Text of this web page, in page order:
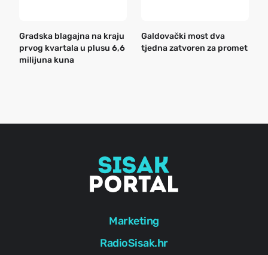
Gradska blagajna na kraju
prvog kvartala u plusu 6,6
milijuna kuna
Galdovački most dva
tjedna zatvoren za promet
Marketing
RadioSisak.hr